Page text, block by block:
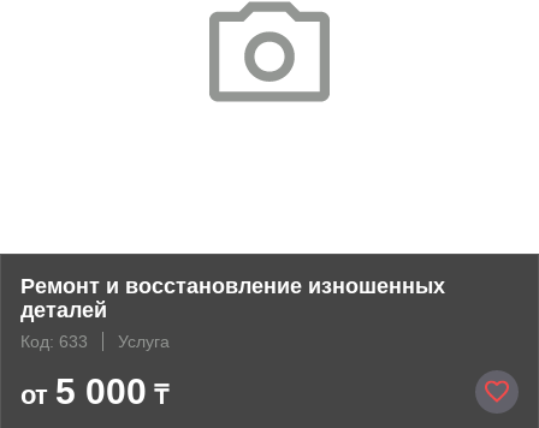
Ремонт и восстановление изношенных
деталей
Код: 633 Услуга
от 5 000 ₸